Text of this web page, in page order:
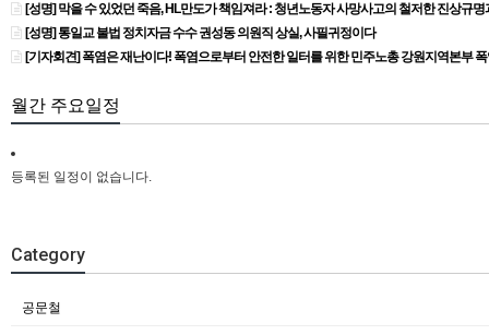
[성명] 막을 수 있었던 죽음, HL만도가 책임져라 : 청년노동자 사망사고의 철저한 진상규
[성명] 통일교 불법 정치자금 수수 권성동 의원직 상실, 사필귀정이다
[기자회견] 폭염은 재난이다! 폭염으로부터 안전한 일터를 위한 민주노총 강원지역본부
월간 주요일정
등록된 일정이 없습니다.
Category
공문철